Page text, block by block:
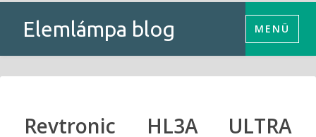
Elemlámpa blog MENÜ
Revtronic HL3A ULTRA